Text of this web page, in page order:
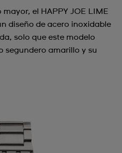
el HAPPY JOE LIME
diseño de acero inoxidable
solo que este modelo
segundero amarillo y su